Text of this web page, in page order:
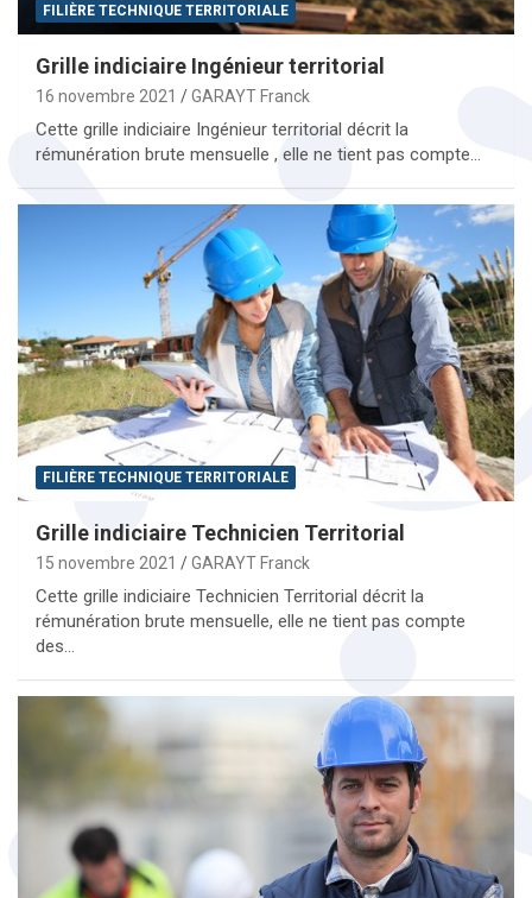
FILIÈRE TECHNIQUE TERRITORIALE
Grille indiciaire Ingénieur territorial
16 novembre 2021 GARAYT Franck
Cette grille indiciaire Ingénieur territorial décrit la
rémunération brute mensuelle , elle ne tient pas compte…
FILIÈRE TECHNIQUE TERRITORIALE
Grille indiciaire Technicien Territorial
15 novembre 2021 GARAYT Franck
Cette grille indiciaire Technicien Territorial décrit la
rémunération brute mensuelle, elle ne tient pas compte
des…